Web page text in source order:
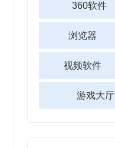
360软件
浏览器
视频软件
游戏大厅